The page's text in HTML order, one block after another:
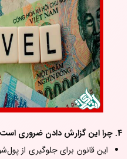
4. چرا این گزارش دادن ضروری است؟
این قانون برای جلوگیری از